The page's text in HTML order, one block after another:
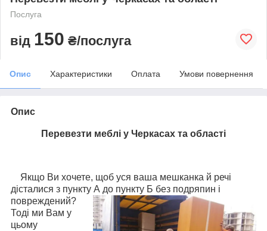
Послуга
від 150 ₴/послуга
Опис Характеристики Оплата Умови повернення
Опис
Перевезти меблі у Черкасах та області
Якщо Ви хочете, щоб уся ваша мешканка й речі
дісталися з пункту А до пункту Б без подряпин і
повреждений?
Тоді ми Вам у
цьому